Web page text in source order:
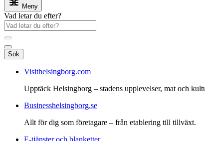
Meny
Vad letar du efter?
Sök
Visithelsingborg.com
Upptäck Helsingborg – stadens upplevelser, mat och
Businesshelsingborg.se
Allt för dig som företagare – från etablering till tillväxt.
E-tjänster och blanketter